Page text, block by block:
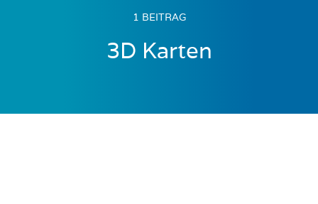
1 BEITRAG
3D Karten